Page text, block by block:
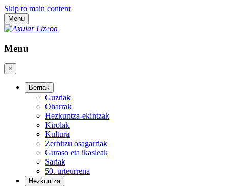
Skip to main content
Menu
Menu
×
Berriak
Guztiak
Oharrak
Hezkuntza-ekintzak
Kirolak
Kultura
Zerbitzu osagarriak
Guraso eta ikasleak
Sariak
50. urteurrena
Hezkuntza